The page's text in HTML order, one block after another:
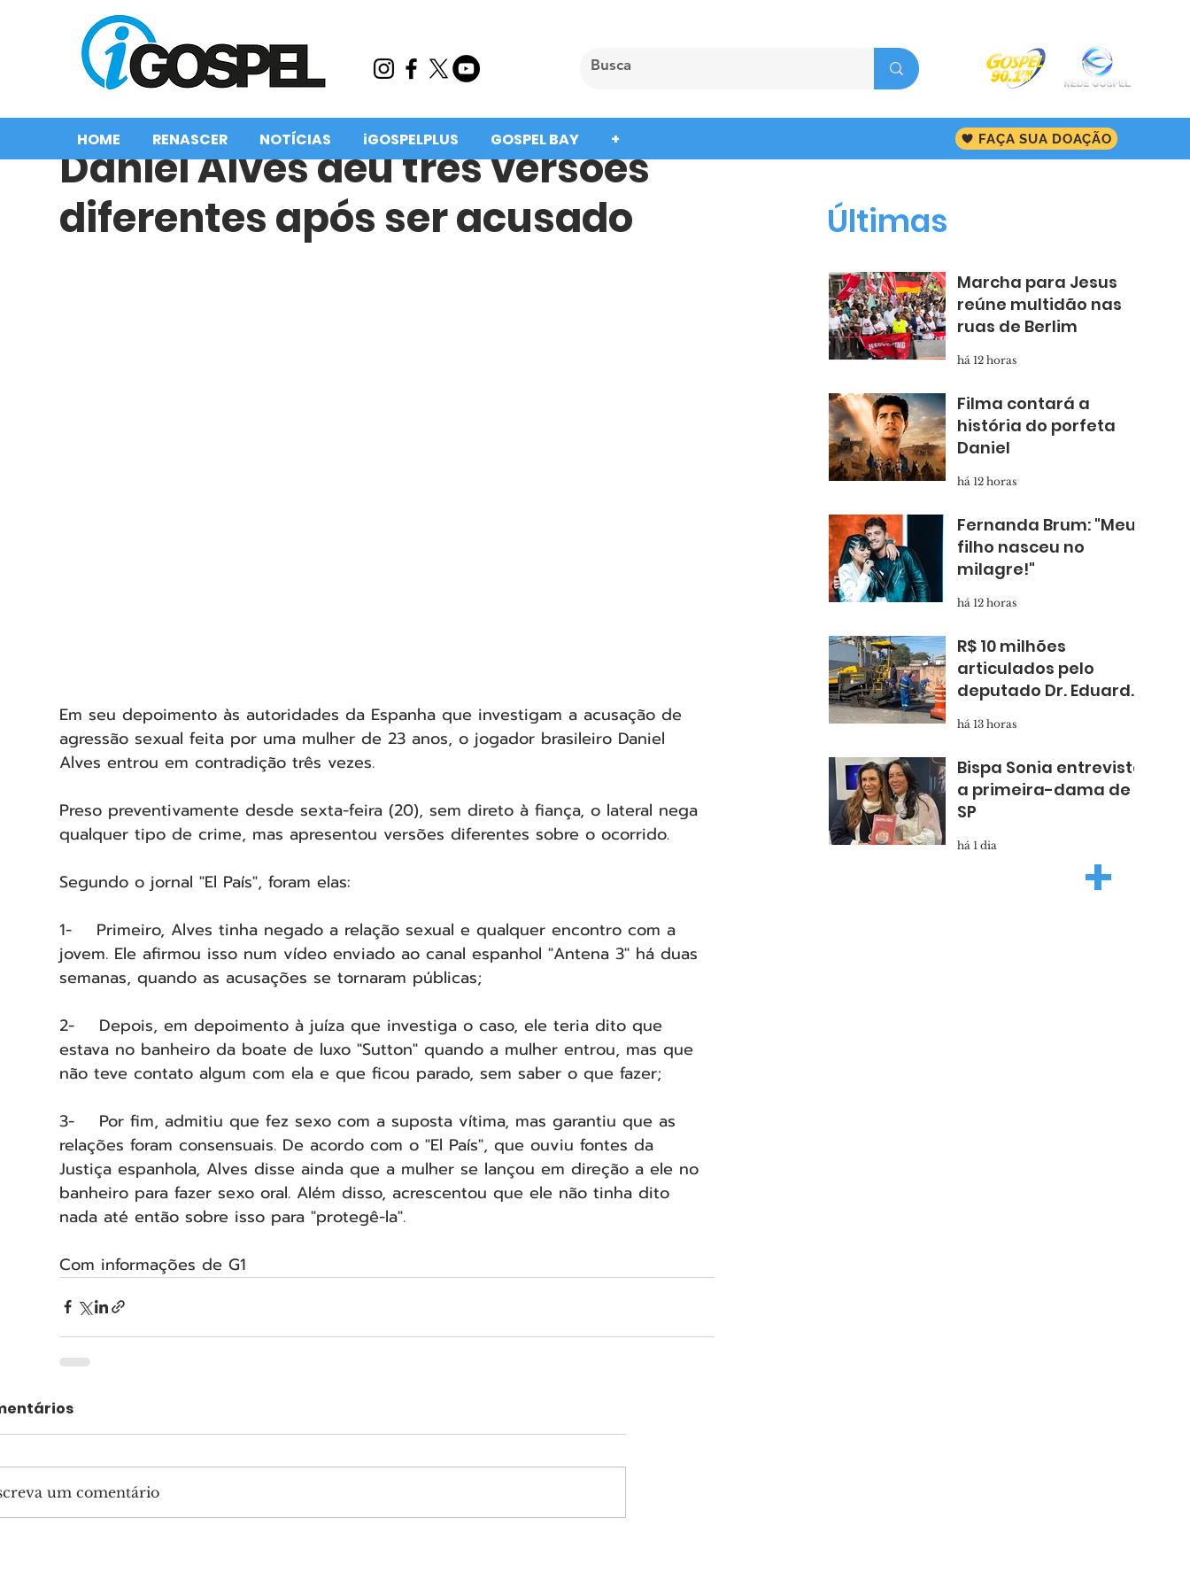
HOME RENASCER NOTÍCIAS iGOSPELPLUS GOSPEL BAY + FAÇA SUA DOAÇÃO
Daniel Alves deu três versões
diferentes após ser acusado
Em seu depoimento às autoridades da Espanha que investigam a acusação de
agressão sexual feita por uma mulher de 23 anos, o jogador brasileiro Daniel
Alves entrou em contradição três vezes.
Preso preventivamente desde sexta-feira (20), sem direto à fiança, o lateral nega
qualquer tipo de crime, mas apresentou versões diferentes sobre o ocorrido.
Segundo o jornal "El País", foram elas:
1-    Primeiro, Alves tinha negado a relação sexual e qualquer encontro com a
jovem. Ele afirmou isso num vídeo enviado ao canal espanhol "Antena 3" há duas
semanas, quando as acusações se tornaram públicas;
2-    Depois, em depoimento à juíza que investiga o caso, ele teria dito que
estava no banheiro da boate de luxo "Sutton" quando a mulher entrou, mas que
não teve contato algum com ela e que ficou parado, sem saber o que fazer;
3-    Por fim, admitiu que fez sexo com a suposta vítima, mas garantiu que as
relações foram consensuais. De acordo com o "El País", que ouviu fontes da
Justiça espanhola, Alves disse ainda que a mulher se lançou em direção a ele no
banheiro para fazer sexo oral. Além disso, acrescentou que ele não tinha dito
nada até então sobre isso para "protegê-la".
Com informações de G1
um comentário
Marcha para Jesus
reúne multidão nas
ruas de Berlim
há 12 horas
Filma contará a
história do porfeta
Daniel
há 12 horas
Fernanda Brum: "Meu
filho nasceu no
milagre!"
há 12 horas
R$ 10 milhões
articulados pelo
deputado Dr. Eduardo
asfalto novo para
Taboão
há 13 horas
Bispa Sonia entrevista
a primeira-dama de
SP
há 1 dia
Últimas
+